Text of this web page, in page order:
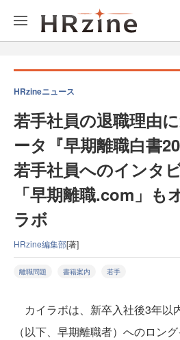
HRzineニュース
若手社員の退職理由
ータ『早期離職白書
若手社員へのインタ
「早期離職.com」
ラボ
HRzine編集部[著]
離職問題 書籍案内 若手
カイラボは、新卒入社後3年以
（以下、早期離職者）へのロン